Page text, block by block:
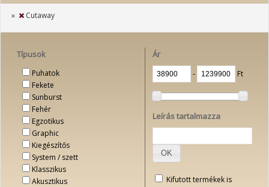
» Cutaway
Típusok
Puhatok
Fekete
Sunburst
Fehér
Egzotikus
Graphic
Kiegészítős
System / szett
Klasszikus
Akusztikus
Ár
‐ Ft
Leírás tartalmazza
OK
Kifutott termékek is